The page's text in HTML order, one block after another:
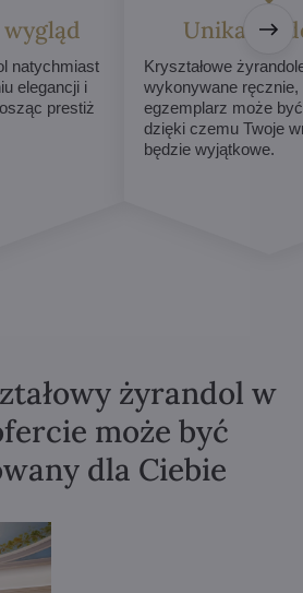
natychmiast
elegancji i
prestiż
Unikalne
Kryształowe
wykonywane
egzemplarz może
dzięki czemu Twoje
będzie wyjątkowe.
żyrandol w
może być
dla Ciebie